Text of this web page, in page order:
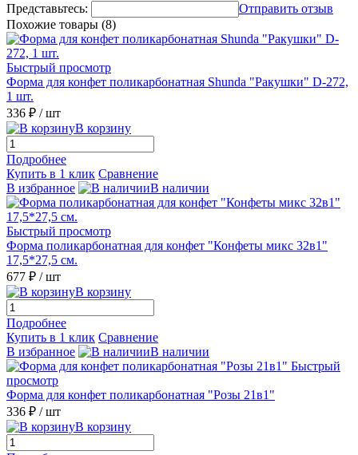
Представьтесь:
Отправить отзыв
Похожие товары (8)
Быстрый просмотр
Форма для конфет поликарбонатная Shunda "Ракушки" D-272,
1 шт.
336 ₽ / шт
В корзину
Подробнее
Купить в 1 клик Сравнение
В избранное
В наличии
Быстрый просмотр
Форма поликарбонатная для конфет "Конфеты микс 32в1"
17,5*27,5 см.
677 ₽ / шт
В корзину
Подробнее
Купить в 1 клик Сравнение
В избранное
В наличии
Быстрый
просмотр
Форма для конфет поликарбонатная "Розы 21в1"
336 ₽ / шт
В корзину